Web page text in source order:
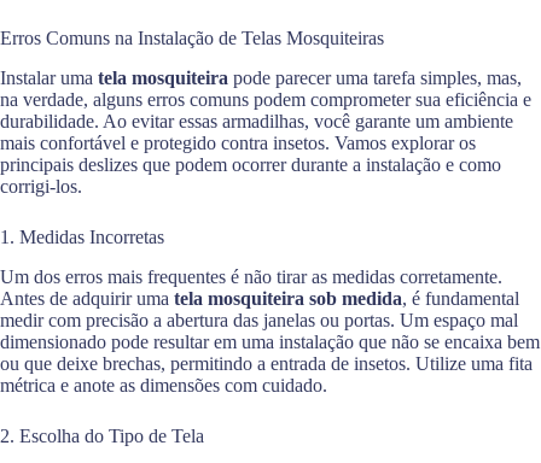
Erros Comuns na Instalação de Telas Mosquiteiras
Instalar uma tela mosquiteira pode parecer uma tarefa simples, mas,
na verdade, alguns erros comuns podem comprometer sua eficiência e
durabilidade. Ao evitar essas armadilhas, você garante um ambiente
mais confortável e protegido contra insetos. Vamos explorar os
principais deslizes que podem ocorrer durante a instalação e como
corrigi-los.
1. Medidas Incorretas
Um dos erros mais frequentes é não tirar as medidas corretamente.
Antes de adquirir uma tela mosquiteira sob medida, é fundamental
medir com precisão a abertura das janelas ou portas. Um espaço mal
dimensionado pode resultar em uma instalação que não se encaixa bem
ou que deixe brechas, permitindo a entrada de insetos. Utilize uma fita
métrica e anote as dimensões com cuidado.
2. Escolha do Tipo de Tela